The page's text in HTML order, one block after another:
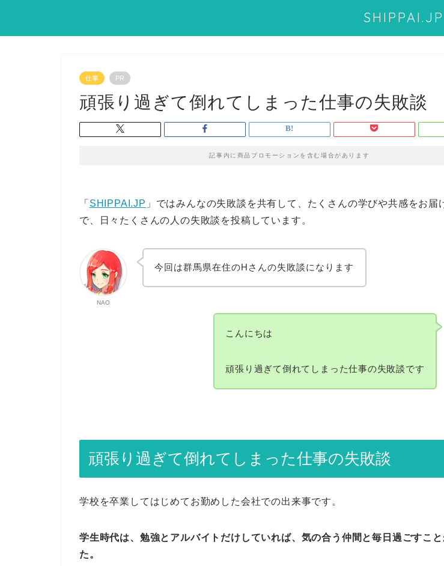
SHIPPAI.JP
仕事 PR
頑張り過ぎて倒れてしまった仕事の失敗談
記事内に商品プロモーションを含む場合があります
「 SHIPPAI.JP 」ではみんなの失敗談を共有して、たくさんの学びや共感をお届
で、日々たくさんの人の失敗談を投稿しています。
NAO
今回は群馬県在住のHさんの失敗談になります
こんにちは
頑張り過ぎて倒れてしまった仕事の失敗談です
頑張り過ぎて倒れてしまった仕事の失敗談
学校を卒業してはじめてお勤めした会社での出来事です。
学生時代は、勉強とアルバイトだけしていれば、気の合う仲間と毎日過ごすこと
た。